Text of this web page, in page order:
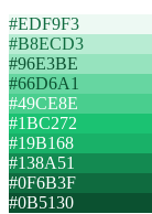
#EDF9F3
#B8ECD3
#96E3BE
#66D6A1
#49CE8E
#1BC272
#19B168
#138A51
#0F6B3F
#0B5130